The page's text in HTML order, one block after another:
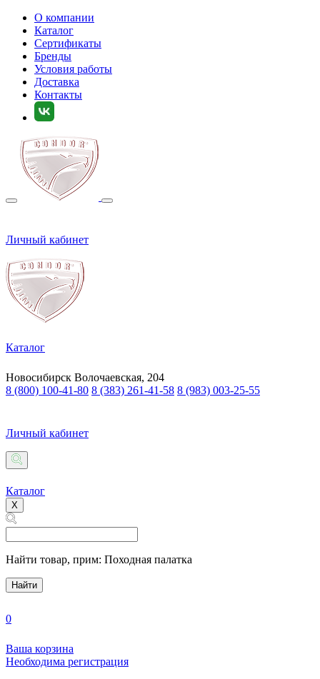
О компании
Каталог
Сертификаты
Бренды
Условия работы
Доставка
Контакты
Личный кабинет
Каталог
Новосибирск Волочаевская, 204
8 (800) 100-41-80 8 (383) 261-41-58 8 (983) 003-25-55
Личный кабинет
Каталог
X
Найти товар, прим: Походная палатка
Найти
0
Ваша корзина
Необходима регистрация